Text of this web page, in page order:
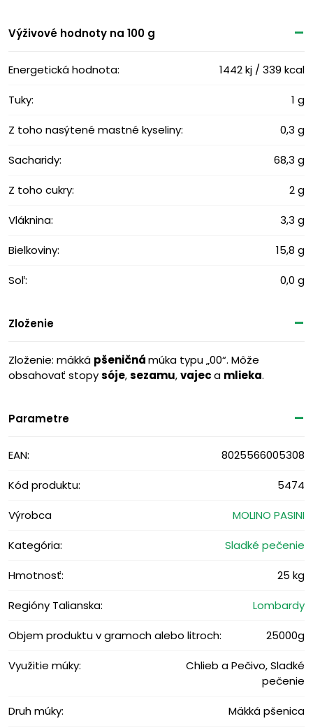
Výživové ​​hodnoty na 100 g
Energetická hodnota: 1442 kj / 339 kcal
Tuky: 1 g
Z toho nasýtené mastné kyseliny: 0,3 g
Sacharidy: 68,3 g
Z toho cukry: 2 g
Vláknina: 3,3 g
Bielkoviny: 15,8 g
Soľ: 0,0 g
Zloženie
Zloženie: mäkká pšeničnámúka typu „00“. Môže
obsahovať stopysóje,sezamu,vajeca mlieka.
Parametre
EAN: 8025566005308
Kód produktu: 5474
Výrobca MOLINO PASINI
Kategória: Sladké pečenie
Hmotnosť: 25 kg
Regióny Talianska: Lombardy
Objem produktu v gramoch alebo litroch: 25000g
Využitie múky:
Chlieb a Pečivo, Sladké
pečenie
Druh múky: Mäkká pšenica